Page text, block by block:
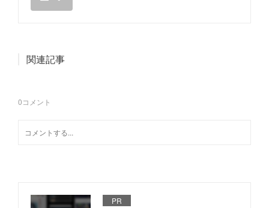
関連記事
0コメント
PR